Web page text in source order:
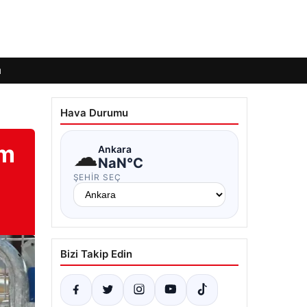
Hava Durumu
☁Ankara
NaN°C
ŞEHIR SEÇ
Bizi Takip Edin